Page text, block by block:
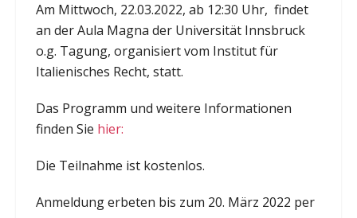
Am Mittwoch, 22.03.2022, ab 12:30 Uhr, findet
an der Aula Magna der Universität Innsbruck
o.g. Tagung, organisiert vom Institut für
Italienisches Recht, statt.
Das Programm und weitere Informationen
finden Sie hier:
Die Teilnahme ist kostenlos.
Anmeldung erbeten bis zum 20. März 2022 per